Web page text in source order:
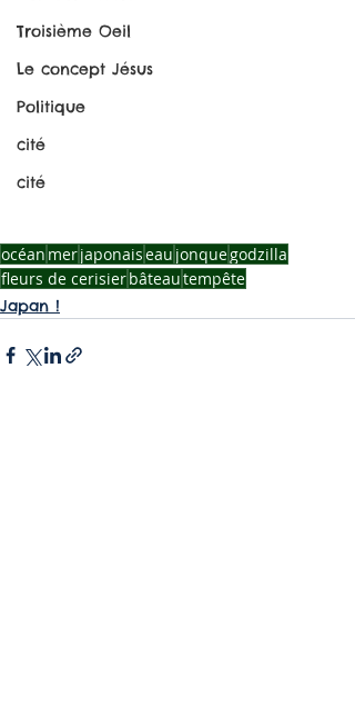
Troisième Oeil
Le concept Jésus
Politique
cité
cité
océan merjaponaiseau jonquegodzilla
fleurs de cerisierbâteautempête
Japan !